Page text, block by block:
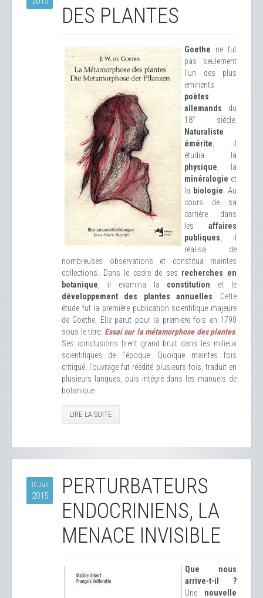
DES PLANTES
Goethe ne fut
pas seulement
l’un des plus
éminents
poètes
allemands du
18e
siècle.
Naturaliste
émérite , il
étudia la
physique , la
minéralogie et
la biologie . Au
cours de sa
carrière dans
les affaires
publiques , il
réalisa de
nombreuses observations et constitua maintes
collections. Dans le cadre de ses recherches en
botanique , il examina la constitution et le
développement des plantes annuelles . Cette
étude fut la première publication scientifique majeure
de Goethe. Elle parut pour la première fois en 1790
sous le titre: Essai sur la métamorphose des plantes.
Ses conclusions firent grand bruit dans les milieux
scientifiques de l’époque. Quoique maintes fois
critiqué, l’ouvrage fut réédité plusieurs fois, traduit en
plusieurs langues, puis intégré dans les manuels de
botanique.
LIRE LA SUITE
10 Juil
2015
PERTURBATEURS
ENDOCRINIENS, LA
MENACE INVISIBLE
Que nous
arrive-t-il ?
Une nouvelle